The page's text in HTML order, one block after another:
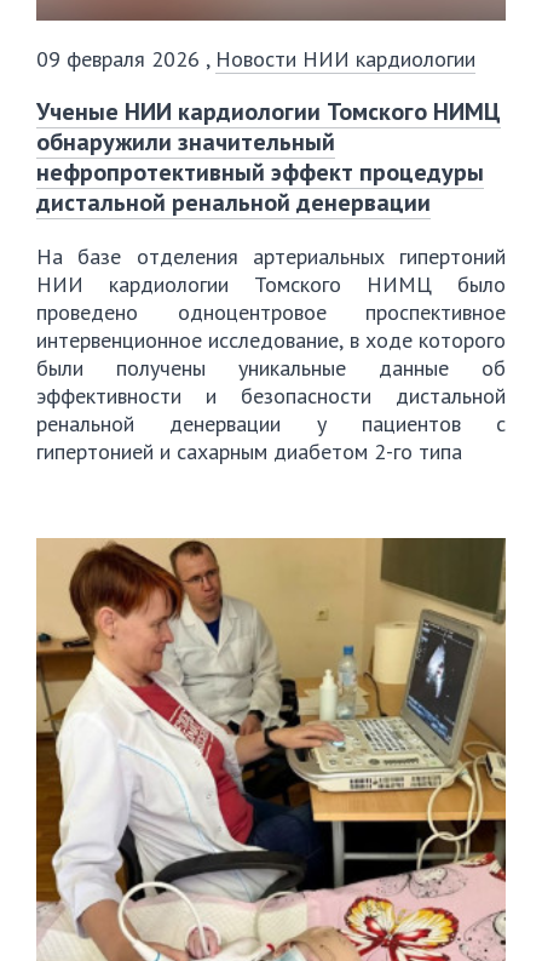
09 февраля 2026 , Новости НИИ кардиологии
️Ученые НИИ кардиологии Томского НИМЦ
обнаружили значительный
нефропротективный эффект процедуры
дистальной ренальной денервации
На базе отделения артериальных гипертоний
НИИ кардиологии Томского НИМЦ было
проведено одноцентровое проспективное
интервенционное исследование, в ходе которого
были получены уникальные данные об
эффективности и безопасности дистальной
ренальной денервации у пациентов с
гипертонией и сахарным диабетом 2-го типа